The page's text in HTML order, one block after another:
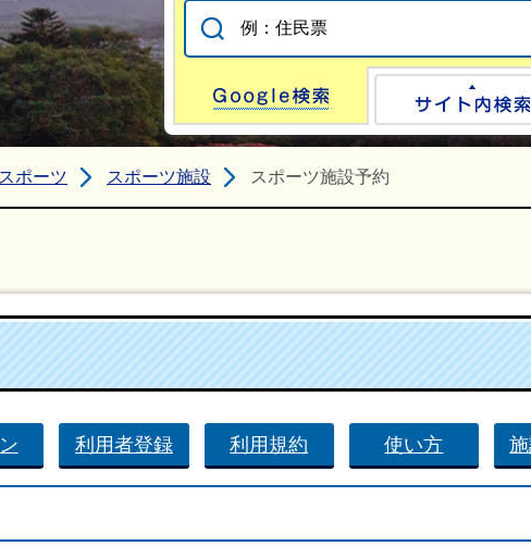
Google検索
スポーツ スポーツ施設 スポーツ施設予約
利用者登録 利用規約 使い方